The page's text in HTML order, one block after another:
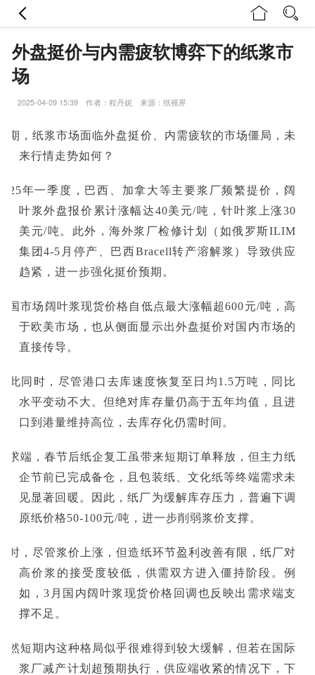
外盘挺价与内需疲软博弈下的纸浆市
场
2025-04-09 15:39 作者：程丹妮 来源：纸视界
期，纸浆市场面临外盘挺价、内需疲软的市场僵局，未
来行情走势如何？
年一季度，巴西、加拿大等主要浆厂频繁提价，阔
叶浆外盘报价累计涨幅达40美元/吨，针叶浆上涨30
美元/吨。此外，海外浆厂检修计划（如俄罗斯ILIM
集团4-5月停产、巴西Bracell转产溶解浆）导致供应
趋紧，进一步强化挺价预期。
国市场阔叶浆现货价格自低点最大涨幅超600元/吨，高
于欧美市场，也从侧面显示出外盘挺价对国内市场的
直接传导。
此同时，尽管港口去库速度恢复至日均1.5万吨，同比
水平变动不大。但绝对库存量仍高于五年均值，且进
口到港量维持高位，去库存化仍需时间。
求端，春节后纸企复工虽带来短期订单释放，但主力纸
企节前已完成备仓，且包装纸、文化纸等终端需求未
见显著回暖。因此，纸厂为缓解库存压力，普遍下调
原纸价格50-100元/吨，进一步削弱浆价支撑。
时，尽管浆价上涨，但造纸环节盈利改善有限，纸厂对
高价浆的接受度较低，供需双方进入僵持阶段。例
如，3月国内阔叶浆现货价格回调也反映出需求端支
撑不足。
然短期内这种格局似乎很难得到较大缓解，但若在国际
浆厂减产计划超预期执行，供应端收紧的情况下，下